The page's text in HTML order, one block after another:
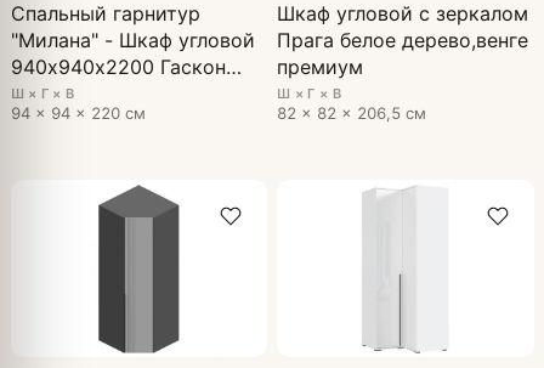
Спальный гарнитур
"Милана" - Шкаф угловой
940х940х2200 Гаскон
Пайн/Белый лофт
Ш × Г × В
94 × 94 × 220 см
Шкаф угловой с зеркалом
Прага белое дерево,венге
премиум
Ш × Г × В
82 × 82 × 206,5 см